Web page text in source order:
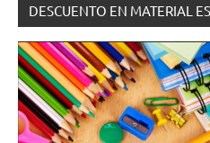
DESCUENTO EN MATERIAL